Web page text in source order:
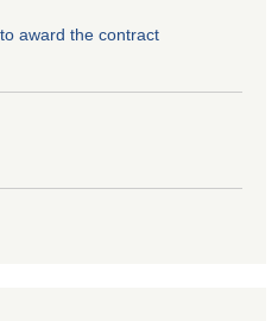
award the contract